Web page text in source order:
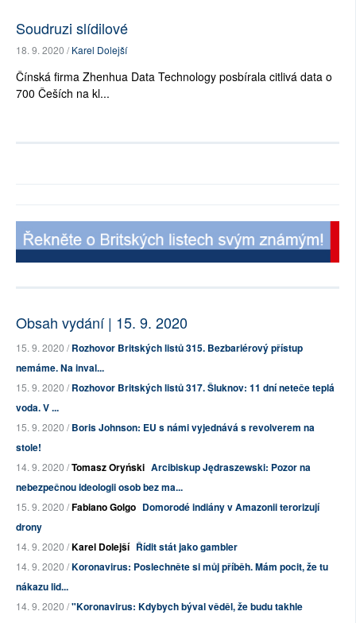
Soudruzi slídilové
18. 9. 2020 /Karel Dolejší
Čínská firma Zhenhua Data Technology posbírala citlivá data o
700 Češích na kl...
Obsah vydání | 15. 9. 2020
15. 9. 2020 /Rozhovor Britských listů 315. Bezbariérový přístup
nemáme. Na inval...
15. 9. 2020 /Rozhovor Britských listů 317. Šluknov: 11 dní neteče teplá
voda. V ...
15. 9. 2020 /Boris Johnson: EU s námi vyjednává s revolverem na
stole!
14. 9. 2020 /Tomasz Oryński Arcibiskup Jędraszewski: Pozor na
nebezpečnou ideologii osob bez ma...
15. 9. 2020 /Fabiano Golgo Domorodé indiány v Amazonii terorizují
drony
14. 9. 2020 /Karel Dolejší Řídit stát jako gambler
14. 9. 2020 /Koronavirus: Poslechněte si můj příběh. Mám pocit, že tu
nákazu lid...
14. 9. 2020 /"Koronavirus: Kdybych býval věděl, že budu takhle